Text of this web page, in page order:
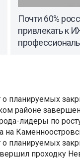
Почти 60%
привлекать к
планируемых
районе
лидеры по
на
планируемых
проходку